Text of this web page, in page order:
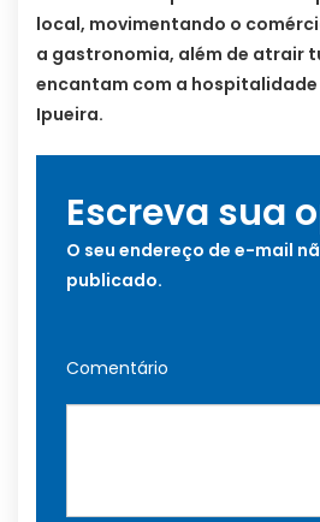
local, movimentando o
a gastronomia, além de atrair
encantam com a
Ipueira.
Escreva sua
O seu endereço de e-mail
publicado.
Comentário